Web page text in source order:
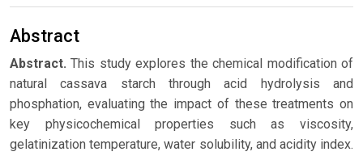
Abstract
Abstract. This study explores the chemical modification of
natural cassava starch through acid hydrolysis and
phosphation, evaluating the impact of these treatments on
key physicochemical properties such as viscosity,
gelatinization temperature, water solubility, and acidity index.